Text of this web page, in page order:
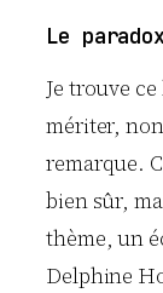
Le
Je trouve
mériter,
remarque.
bien sûr,
thème, un
Delphine